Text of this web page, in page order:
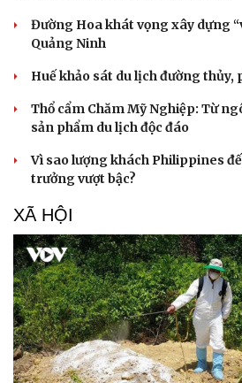
Du lịch
Tư vấn
check-in
Cửa
Kể
Hạt
Đường Hoa khát vọng xây dựng
Quảng Ninh
Huế khảo sát du lịch đường thủy,
Thổ cẩm Chăm Mỹ Nghiệp: Từ
sản phẩm du lịch độc đáo
Vì sao lượng khách Philippines
trưởng vượt bậc?
XÃ HỘI